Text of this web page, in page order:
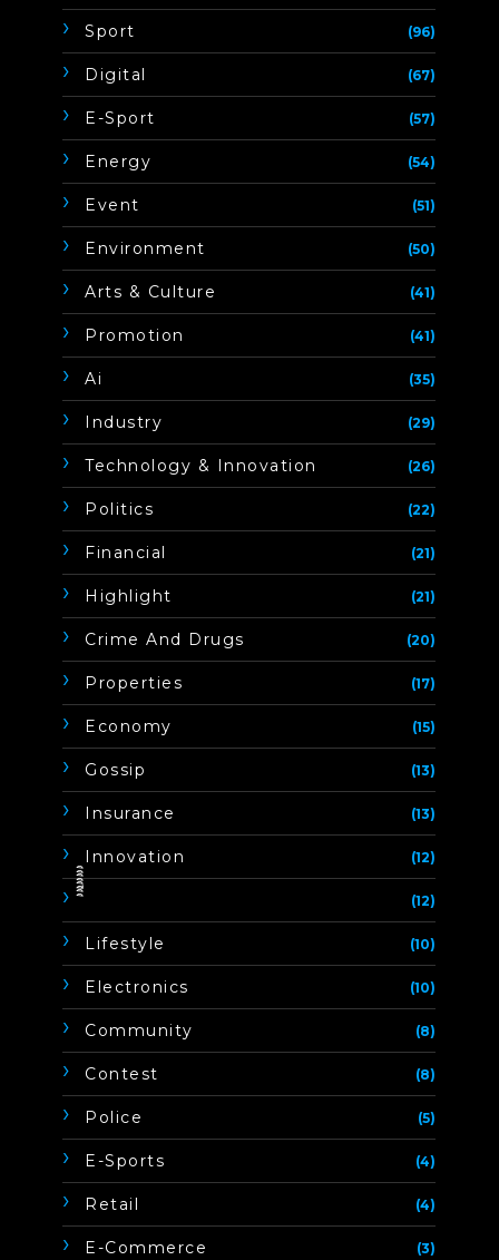
Sport (96)
Digital (67)
E-Sport (57)
Energy (54)
Event (51)
Environment (50)
Arts & Culture (41)
Promotion (41)
Ai (35)
Industry (29)
Technology & Innovation (26)
Politics (22)
Financial (21)
Highlight (21)
Crime And Drugs (20)
Properties (17)
Economy (15)
Gossip (13)
Insurance (13)
Innovation (12)
(12)
Lifestyle (10)
Electronics (10)
Community (8)
Contest (8)
Police (5)
E-Sports (4)
Retail (4)
E-Commerce (3)